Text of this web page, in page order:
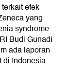
efek
yang
syndrome
Budi Gunadi
ada laporan
di Indonesia.